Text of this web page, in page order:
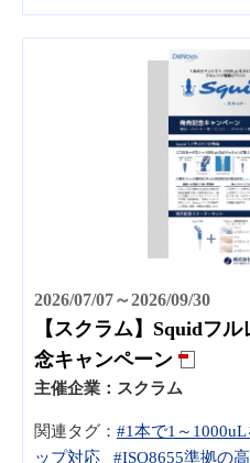
2026/07/07～2026/09/30
【スクラム】Squidフ
念キャンペーン
主催企業： スクラム
関連タグ： #1本で1～
ップ対応
#ISO8655準拠の